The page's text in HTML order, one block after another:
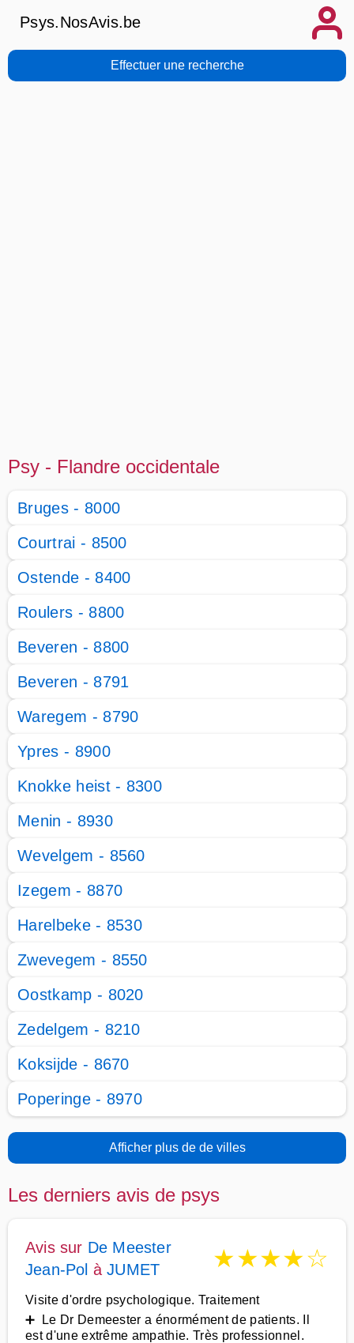
Psys.NosAvis.be
Effectuer une recherche
Psy - Flandre occidentale
Bruges - 8000
Courtrai - 8500
Ostende - 8400
Roulers - 8800
Beveren - 8800
Beveren - 8791
Waregem - 8790
Ypres - 8900
Knokke heist - 8300
Menin - 8930
Wevelgem - 8560
Izegem - 8870
Harelbeke - 8530
Zwevegem - 8550
Oostkamp - 8020
Zedelgem - 8210
Koksijde - 8670
Poperinge - 8970
Afficher plus de de villes
Les derniers avis de psys
Avis sur De Meester
Jean-Pol àJUMET ★★★★☆
Visite d'ordre psychologique. Traitement
➕ Le Dr Demeester a énormément de patients. Il
est d'une extrême ampathie. Très professionnel.